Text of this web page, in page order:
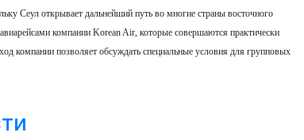
Сеул открывает дальнейший путь во многие страны восточного
компании Korean Air, которые совершаются практически
компании позволяет обсуждать специальные условия для групповых